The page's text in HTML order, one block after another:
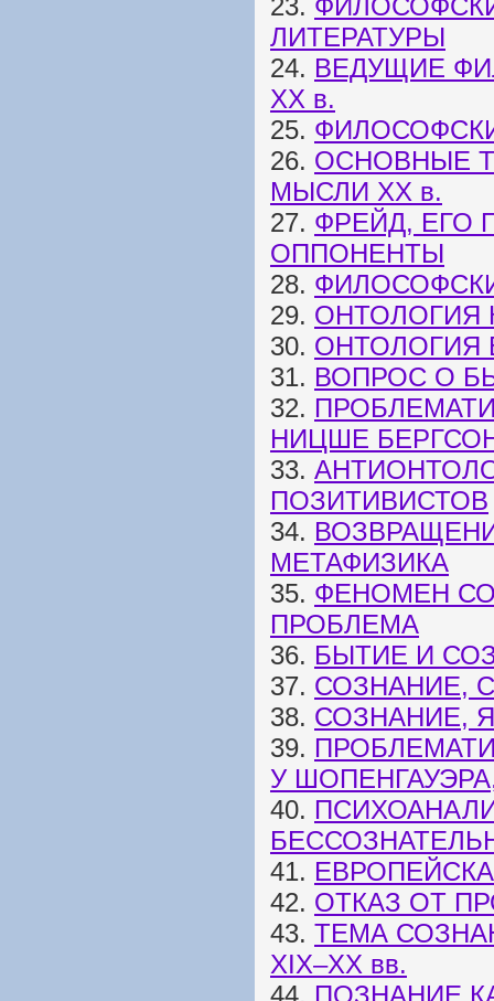
23.
ЛИТЕРАТУРЫ
24. ВЕДУЩИЕ
ХХ в.
25.
26. ОСНОВНЫЕ
МЫСЛИ XX в.
27. ФРЕЙД, ЕГО
ОППОНЕНТЫ
28.
29. ОНТОЛОГИЯ
30. ОНТОЛОГИЯ
31. ВОПРОС О
32.
НИЦШЕ
33.
ПОЗИТИВИСТОВ
34.
МЕТАФИЗИКА
35. ФЕНОМЕН
ПРОБЛЕМА
36. БЫТИЕ И
37. СОЗНАНИЕ,
38. СОЗНАНИЕ,
39.
У
40.
41.
42. ОТКАЗ ОТ
43. ТЕМА
XIX–XX вв.